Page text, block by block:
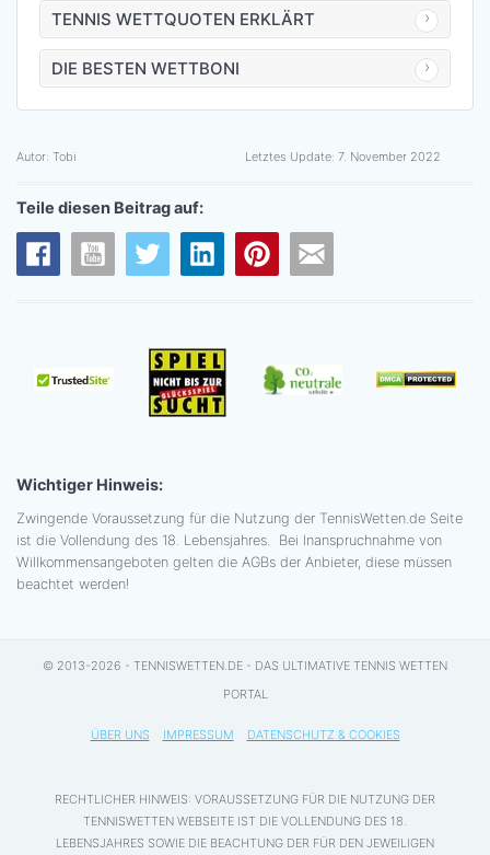
TENNIS WETTQUOTEN ERKLÄRT
DIE BESTEN WETTBONI
Autor: Tobi Letztes Update: 7. November 2022
Teile diesen Beitrag auf:
Wichtiger Hinweis:
Zwingende Voraussetzung für die Nutzung der TennisWetten.de Seite
ist die Vollendung des 18. Lebensjahres. Bei Inanspruchnahme von
Willkommensangeboten gelten die AGBs der Anbieter, diese müssen
beachtet werden!
© 2013-2026 - TENNISWETTEN.DE - DAS ULTIMATIVE TENNIS WETTEN
PORTAL
ÜBER UNS IMPRESSUM DATENSCHUTZ & COOKIES
RECHTLICHER HINWEIS: VORAUSSETZUNG FÜR DIE NUTZUNG DER
TENNISWETTEN WEBSEITE IST DIE VOLLENDUNG DES 18.
LEBENSJAHRES SOWIE DIE BEACHTUNG DER FÜR DEN JEWEILIGEN